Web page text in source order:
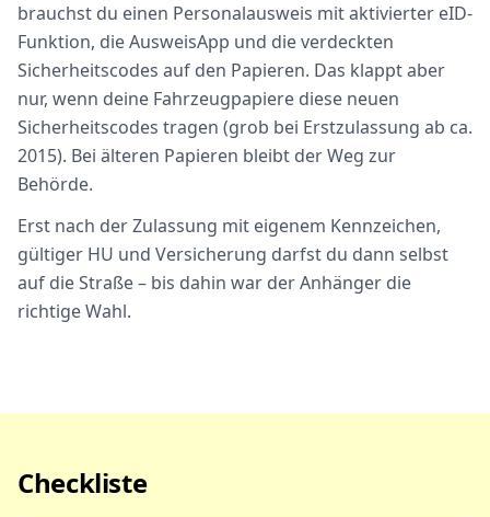
brauchst du einen Personalausweis mit aktivierter eID-
Funktion, die AusweisApp und die verdeckten
Sicherheitscodes auf den Papieren. Das klappt aber
nur, wenn deine Fahrzeugpapiere diese neuen
Sicherheitscodes tragen (grob bei Erstzulassung ab ca.
2015). Bei älteren Papieren bleibt der Weg zur
Behörde.
Erst nach der Zulassung mit eigenem Kennzeichen,
gültiger HU und Versicherung darfst du dann selbst
auf die Straße – bis dahin war der Anhänger die
richtige Wahl.
Checkliste